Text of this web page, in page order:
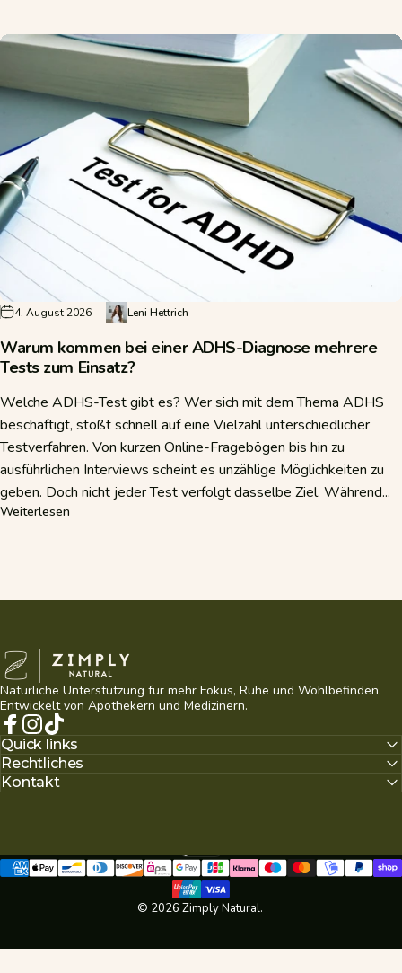
4. August 2026 Leni Hettrich
Warum kommen bei einer ADHS-Diagnose mehrere
Tests zum Einsatz?
Welche ADHS-Test gibt es? Wer sich mit dem Thema ADHS
beschäftigt, stößt schnell auf eine Vielzahl unterschiedlicher
Testverfahren. Von kurzen Online-Fragebögen bis hin zu
ausführlichen Interviews scheint es unzählige Möglichkeiten zu
geben. Doch nicht jeder Test verfolgt dasselbe Ziel. Während...
Weiterlesen
Zimply Natural
Natürliche Unterstützung für mehr Fokus, Ruhe und Wohlbefinden.
Entwickelt von Apothekern und Medizinern.
Facebook
Instagram
TikTok
Quick links
Rechtliches
Kontakt
© 2026 Zimply Natural.
Sprache